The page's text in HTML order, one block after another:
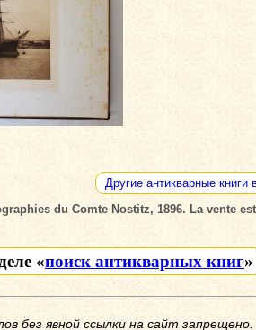
Другие антикварные книги
du Comte Nostitz, 1896. La vente
«поиск антикварных книг»
без явной ссылки на сайт запрещено.